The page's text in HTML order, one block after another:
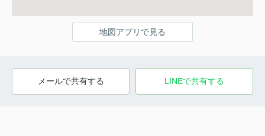
地図アプリで見る
メールで共有する LINEで共有する